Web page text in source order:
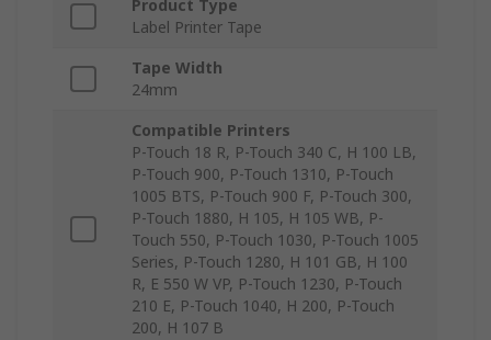
Product Type
Label Printer Tape
Tape Width
24mm
Compatible Printers
P-Touch 18 R, P-Touch 340 C, H 100 LB,
P-Touch 900, P-Touch 1310, P-Touch
1005 BTS, P-Touch 900 F, P-Touch 300,
P-Touch 1880, H 105, H 105 WB, P-
Touch 550, P-Touch 1030, P-Touch 1005
Series, P-Touch 1280, H 101 GB, H 100
R, E 550 W VP, P-Touch 1230, P-Touch
210 E, P-Touch 1040, H 200, P-Touch
200, H 107 B